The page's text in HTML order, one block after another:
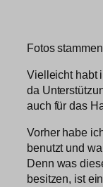
Fotos
Vielleicht habt
da
auch für das
Vorher habe
benutzt und
Denn was
besitzen, ist